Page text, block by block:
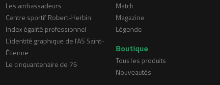
Les ambassadeurs
Centre sportif Robert-Herbin
Index égalité professionnel
L'identité graphique de l'AS Saint-
Étienne
Le cinquantenaire de 76
Match
Magazine
Légende
Boutique
Tous les produits
Nouveautés